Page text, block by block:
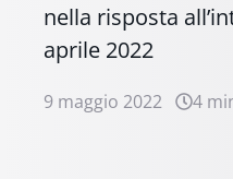
nella risposta
aprile 2022
9 maggio 2022 4